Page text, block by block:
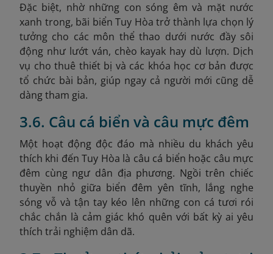
Đặc biệt, nhờ những con sóng êm và mặt nước
xanh trong, bãi biển Tuy Hòa trở thành lựa chọn lý
tưởng cho các môn thể thao dưới nước đầy sôi
động như lướt ván, chèo kayak hay dù lượn. Dịch
vụ cho thuê thiết bị và các khóa học cơ bản được
tổ chức bài bản, giúp ngay cả người mới cũng dễ
dàng tham gia.
3.6. Câu cá biển và câu mực đêm
Một hoạt động độc đáo mà nhiều du khách yêu
thích khi đến Tuy Hòa là câu cá biển hoặc câu mực
đêm cùng ngư dân địa phương. Ngồi trên chiếc
thuyền nhỏ giữa biển đêm yên tĩnh, lắng nghe
sóng vỗ và tận tay kéo lên những con cá tươi rói
chắc chắn là cảm giác khó quên với bất kỳ ai yêu
thích trải nghiệm dân dã.